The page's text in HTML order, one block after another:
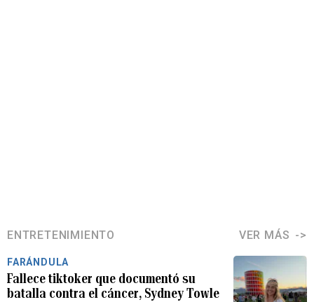
ENTRETENIMIENTO VER MÁS
FARÁNDULA
Fallece tiktoker que documentó su
batalla contra el cáncer, Sydney Towle